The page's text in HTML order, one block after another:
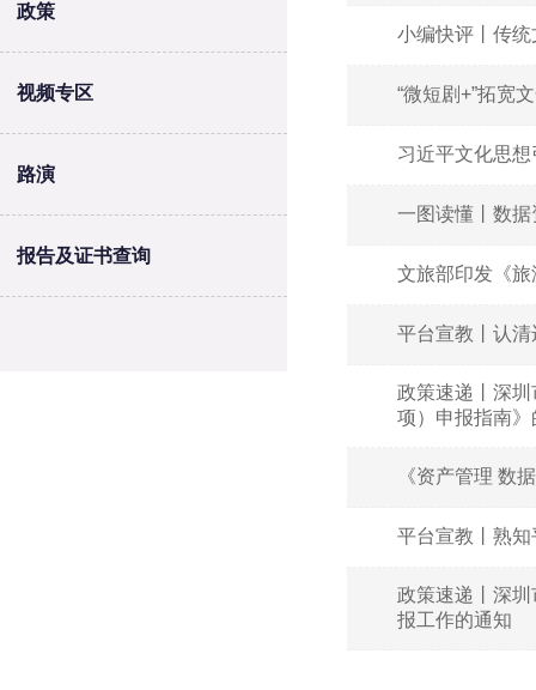
政策
视频专区
路演
报告及证书查询
小编快评丨传
“微短剧+”拓宽
习近平文化思
一图读懂丨数
文旅部印发《旅
平台宣教丨认
政策速递丨深
项）申报指南》
《资产管理 数
平台宣教丨熟
政策速递丨深
报工作的通知